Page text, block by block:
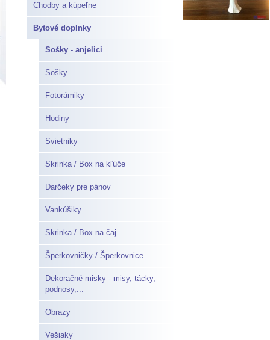
Chodby a kúpeľne
Bytové doplnky
Sošky - anjelici
Sošky
Fotorámiky
Hodiny
Svietniky
Skrinka / Box na kľúče
Darčeky pre pánov
Vankúšiky
Skrinka / Box na čaj
Šperkovničky / Šperkovnice
Dekoračné misky - misy, tácky,
podnosy,...
Obrazy
Vešiaky